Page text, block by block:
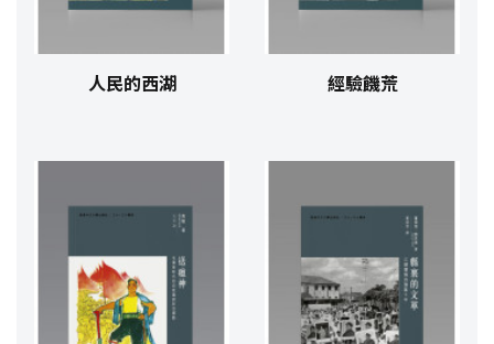
人民的西湖 經驗饑荒